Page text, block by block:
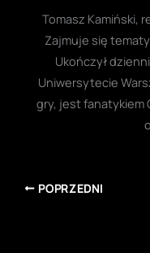
Tomasz Kamiński,
Zajmuje się
Ukończył
Uniwersytecie
gry, jest fanatykiem
POPRZEDNI